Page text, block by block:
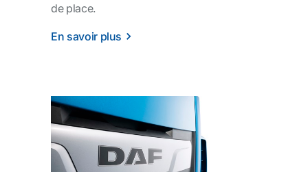
de place.
En savoir plus